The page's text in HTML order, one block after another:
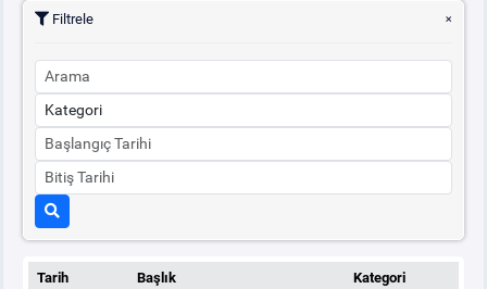
PİYASAKAYITSÜRECİ
SERBEST TÜKETİCİ
MALİ UZLAŞTIRMA
TEMİNAT
BÜLTENLER
Filtrele
Tarih Başlık
Kategori